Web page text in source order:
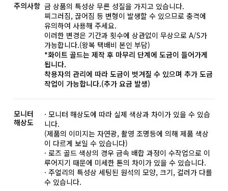
주의사항 금 상품의 특성상 무른 성질을 가지고 있습니다.
찌그러짐, 끊어짐 등 변형이 발생할 수 있으므로 충격에
유의하여 사용해 주세요.
이러한 변경은 기간과 횟수에 상관없이 무상으로 A/S가
가능합니다.(왕복 택배비 본인 부담)
*화이트 골드는 제작 후 마무리 단계에 도금이 들어가게
됩니다.
착용자의 관리에 따라 도금이 벗겨질 수 있으며 추가 도금
작업이 가능합니다.(추가 요금 발생)
모니터
해상도
· 모니터 해상도에 따라 실제 색상과 차이가 있을 수 있습
니다.
(제품의 이미지는 자연광, 촬영 조명등에 의해 제품 색상
이 다르게 보일 수 있습니다)
· 로즈 골드 색상의 경우 금속 배합 과정이 수작업으로 이
루어지기 때문에 미세한 톤의 차이가 있을 수 있습니다.
· 주얼리의 특성상 세팅된 원석의 모양, 크기, 컬러가 다를
수 있습니다.